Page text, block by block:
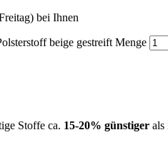
bei Ihnen
beige gestreift Menge
Stoffe ca. 15-20% günstiger als